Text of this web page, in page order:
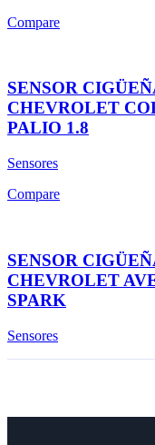
Compare
SENSOR
CHEVROLET
PALIO 1.8
Sensores
Compare
SENSOR
CHEVROLET
SPARK
Sensores